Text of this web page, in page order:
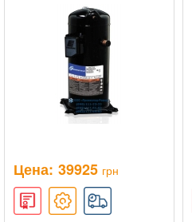
Цена: 39925 грн